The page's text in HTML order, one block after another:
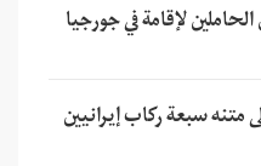
لإقامة في جورجيا
سبعة ركاب إيرانيين